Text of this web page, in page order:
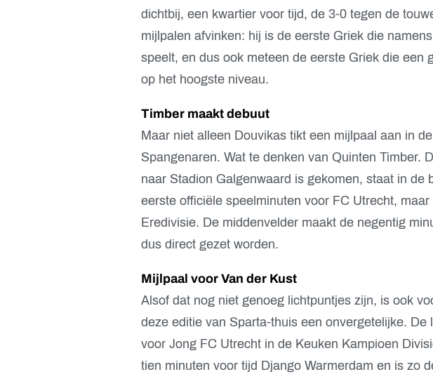
dichtbij, een kwartier voor tijd, de 3-0 tegen de
mijlpalen afvinken: hij is de eerste Griek die
speelt, en dus ook meteen de eerste Griek die een
op het hoogste niveau.
Timber maakt debuut
Maar niet alleen Douvikas tikt een mijlpaal aan in
Spangenaren. Wat te denken van Quinten Timber.
naar Stadion Galgenwaard is gekomen, staat in de
eerste officiële speelminuten voor FC Utrecht,
Eredivisie. De middenvelder maakt de negentig
dus direct gezet worden.
Mijlpaal voor Van der Kust
Alsof dat nog niet genoeg lichtpuntjes zijn, is ook
deze editie van Sparta-thuis een onvergetelijke. De
voor Jong FC Utrecht in de Keuken Kampioen
tien minuten voor tijd Django Warmerdam en is zo